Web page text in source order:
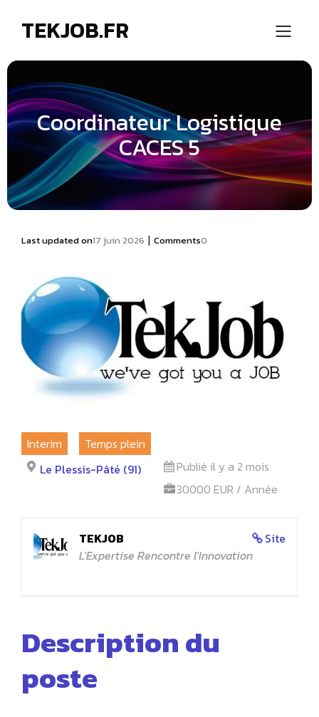
TEKJOB.FR
Coordinateur Logistique
CACES 5
Last updated on17 juin 2026 | Comments0
Interim
Temps plein
Le Plessis-Pâté (91)
Publié il y a 2 mois
30000 EUR / Année
Site
TEKJOB
L'Expertise Rencontre l'Innovation
Description du
poste